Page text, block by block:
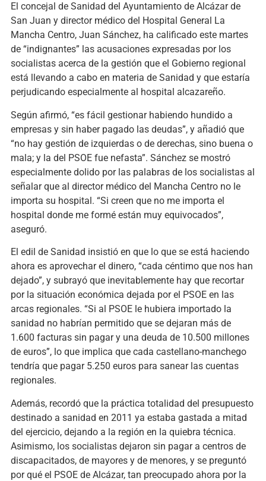
El concejal de Sanidad del Ayuntamiento de Alcázar de
San Juan y director médico del Hospital General La
Mancha Centro, Juan Sánchez, ha calificado este martes
de “indignantes” las acusaciones expresadas por los
socialistas acerca de la gestión que el Gobierno regional
está llevando a cabo en materia de Sanidad y que estaría
perjudicando especialmente al hospital alcazareño.
Según afirmó, “es fácil gestionar habiendo hundido a
empresas y sin haber pagado las deudas”, y añadió que
“no hay gestión de izquierdas o de derechas, sino buena o
mala; y la del PSOE fue nefasta”. Sánchez se mostró
especialmente dolido por las palabras de los socialistas al
señalar que al director médico del Mancha Centro no le
importa su hospital. “Si creen que no me importa el
hospital donde me formé están muy equivocados”,
aseguró.
El edil de Sanidad insistió en que lo que se está haciendo
ahora es aprovechar el dinero, “cada céntimo que nos han
dejado”, y subrayó que inevitablemente hay que recortar
por la situación económica dejada por el PSOE en las
arcas regionales. “Si al PSOE le hubiera importado la
sanidad no habrían permitido que se dejaran más de
1.600 facturas sin pagar y una deuda de 10.500 millones
de euros”, lo que implica que cada castellano-manchego
tendría que pagar 5.250 euros para sanear las cuentas
regionales.
Además, recordó que la práctica totalidad del presupuesto
destinado a sanidad en 2011 ya estaba gastada a mitad
del ejercicio, dejando a la región en la quiebra técnica.
Asimismo, los socialistas dejaron sin pagar a centros de
discapacitados, de mayores y de menores, y se preguntó
por qué el PSOE de Alcázar, tan preocupado ahora por la